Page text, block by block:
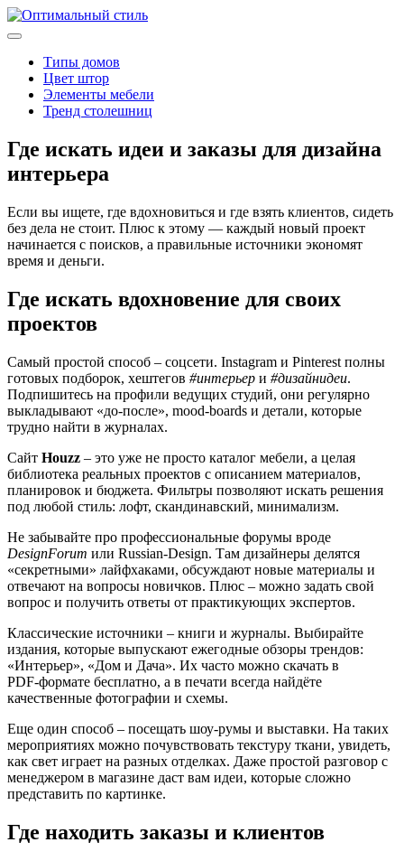
Типы домов
Цвет штор
Элементы мебели
Тренд столешниц
Где искать идеи и заказы для дизайна
интерьера
Если вы ищете, где вдохновиться и где взять клиентов, сидеть
без дела не стоит. Плюс к этому — каждый новый проект
начинается с поисков, а правильные источники экономят
время и деньги.
Где искать вдохновение для своих
проектов
Самый простой способ – соцсети. Instagram и Pinterest полны
готовых подборок, хештегов #интерьер и #дизайнидеи.
Подпишитесь на профили ведущих студий, они регулярно
выкладывают «до‑после», mood‑boards и детали, которые
трудно найти в журналах.
Сайт Houzz – это уже не просто каталог мебели, а целая
библиотека реальных проектов с описанием материалов,
планировок и бюджета. Фильтры позволяют искать решения
под любой стиль: лофт, скандинавский, минимализм.
Не забывайте про профессиональные форумы вроде
DesignForum или Russian‑Design. Там дизайнеры делятся
«секретными» лайфхаками, обсуждают новые материалы и
отвечают на вопросы новичков. Плюс – можно задать свой
вопрос и получить ответы от практикующих экспертов.
Классические источники – книги и журналы. Выбирайте
издания, которые выпускают ежегодные обзоры трендов:
«Интерьер», «Дом и Дача». Их часто можно скачать в
PDF‑формате бесплатно, а в печати всегда найдёте
качественные фотографии и схемы.
Еще один способ – посещать шоу‑румы и выставки. На таких
мероприятиях можно почувствовать текстуру ткани, увидеть,
как свет играет на разных отделках. Даже простой разговор с
менеджером в магазине даст вам идеи, которые сложно
представить по картинке.
Где находить заказы и клиентов